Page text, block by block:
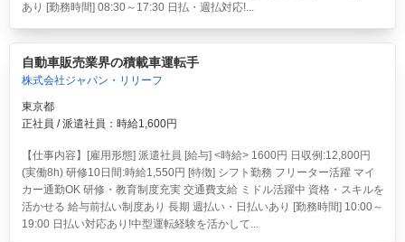
あり [勤務時間] 08:30～17:30 日払・週払対応!...
自動車販売業界の積載車運転手
株式会社ジャパン・リリーフ
東京都
正社員 / 派遣社員：時給1,600円
【仕事内容】[雇用形態] 派遣社員 [給与] <時給> 1600円 日収例:12,800円
(実働8h) 研修10日間:時給1,550円 [特徴] シフト勤務 フリーター活躍 マイ
カー通勤OK 研修・教育制度充実 交通費支給 ミドル活躍中 資格・スキルを
活かせる 給与前払い制度あり 長期 週払い・日払いあり [勤務時間] 10:00～
19:00 日払い対応あり!中型運転経験を活かして...